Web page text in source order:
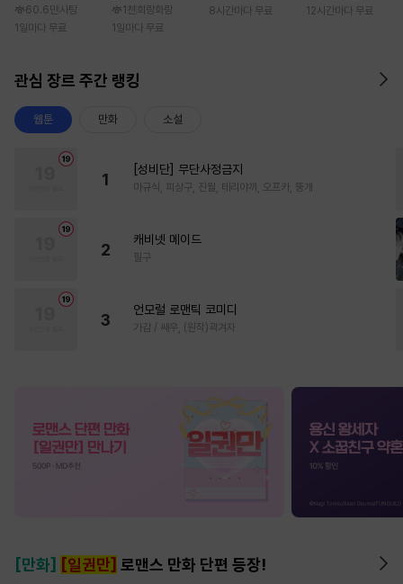
60.6만 사탕
1일마다 무료
1천 희랑화랑
1일마다 무료
8시간마다 무료
12시간마다 무료
관심 장르 주간 랭킹
웹툰 만화 소설
1
[성비단] 무단사정금지
마규식, 피상구, 진월, 테리야끼, 오프카, 뚱개
2
캐비넷 메이드
필구
3
언모럴 로맨틱 코미디
가감 / 쌔우, (원작)곽겨자
[만화] [일권만] 로맨스 만화 단편 등장!